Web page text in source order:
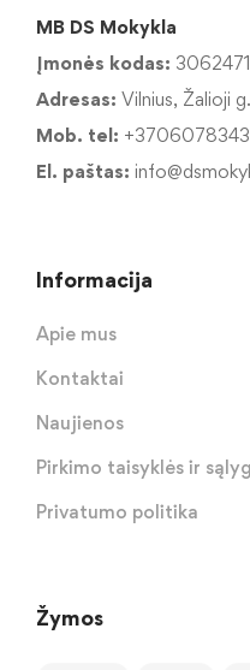
MB DS Mokykla
Įmonės kodas:
Adresas: Vilnius, Žalioji
Mob. tel:
El. paštas:
Informacija
Apie mus
Kontaktai
Naujienos
Pirkimo taisyklės ir
Privatumo politika
Žymos